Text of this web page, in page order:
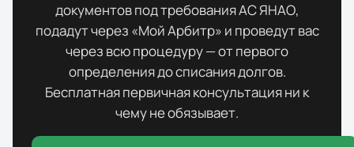
документов под требованияАС ЯНАО,
подадут через «Мой Арбитр» и проведут вас
через всю процедуру — от первого
определения до списания долгов.
Бесплатная первичная консультация ни к
чему не обязывает.